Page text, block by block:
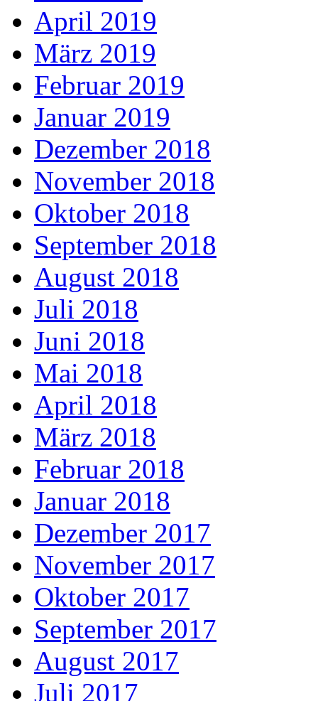
April 2019
März 2019
Februar 2019
Januar 2019
Dezember 2018
November 2018
Oktober 2018
September 2018
August 2018
Juli 2018
Juni 2018
Mai 2018
April 2018
März 2018
Februar 2018
Januar 2018
Dezember 2017
November 2017
Oktober 2017
September 2017
August 2017
Juli 2017